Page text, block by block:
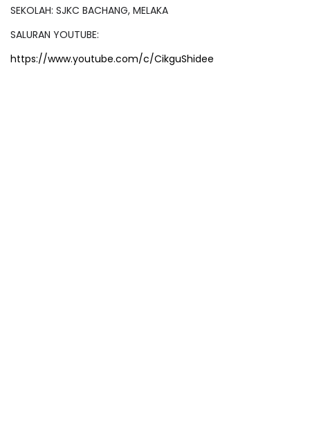
SEKOLAH: SJKC BACHANG, MELAKA
SALURAN YOUTUBE:
https://www.youtube.com/c/CikguShidee